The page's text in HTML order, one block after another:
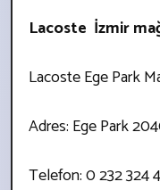
Lacoste İzmir
Lacoste Ege Park
Adres: Ege Park
Telefon: 0 232 324